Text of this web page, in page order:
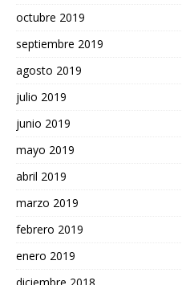
octubre 2019
septiembre 2019
agosto 2019
julio 2019
junio 2019
mayo 2019
abril 2019
marzo 2019
febrero 2019
enero 2019